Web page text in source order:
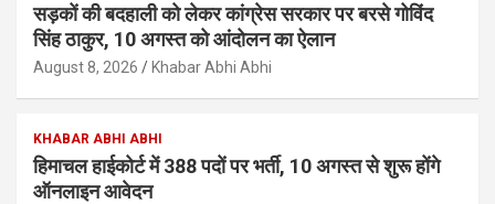
सड़कों की बदहाली को लेकर कांग्रेस सरकार पर बरसे गोविंद
सिंह ठाकुर, 10 अगस्त को आंदोलन का ऐलान
August 8, 2026 Khabar Abhi Abhi
KHABAR ABHI ABHI
हिमाचल हाईकोर्ट में 388 पदों पर भर्ती, 10 अगस्त से शुरू होंगे
ऑनलाइन आवेदन